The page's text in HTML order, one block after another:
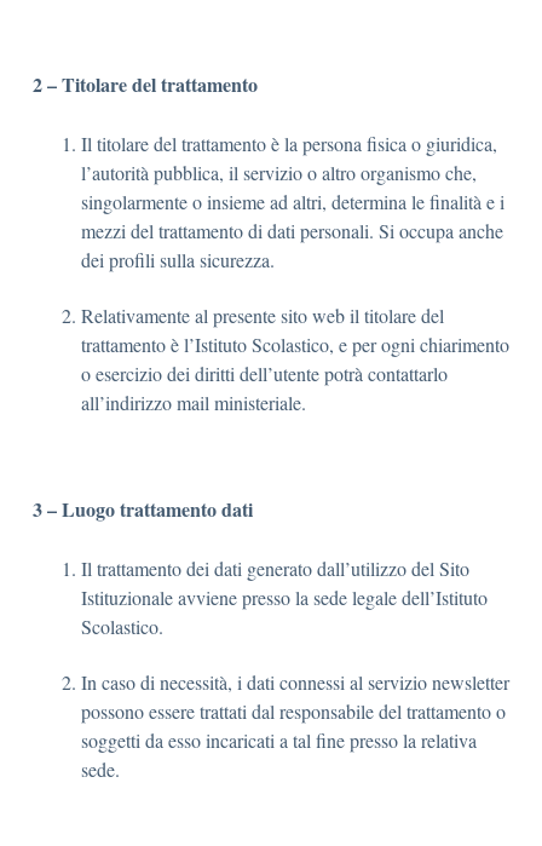
2 – Titolare del trattamento
Il titolare del trattamento è la persona fisica o giuridica,
l’autorità pubblica, il servizio o altro organismo che,
singolarmente o insieme ad altri, determina le finalità e i
mezzi del trattamento di dati personali. Si occupa anche
dei profili sulla sicurezza.
Relativamente al presente sito web il titolare del
trattamento è l’Istituto Scolastico, e per ogni chiarimento
o esercizio dei diritti dell’utente potrà contattarlo
all’indirizzo mail ministeriale.
3 – Luogo trattamento dati
Il trattamento dei dati generato dall’utilizzo del Sito
Istituzionale avviene presso la sede legale dell’Istituto
Scolastico.
In caso di necessità, i dati connessi al servizio newsletter
possono essere trattati dal responsabile del trattamento o
soggetti da esso incaricati a tal fine presso la relativa
sede.